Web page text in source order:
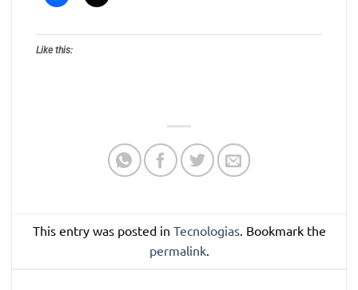
Like this:
This entry was posted in Tecnologias. Bookmark the
permalink.